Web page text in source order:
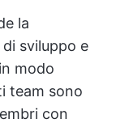
la
sviluppo e
modo
team sono
con